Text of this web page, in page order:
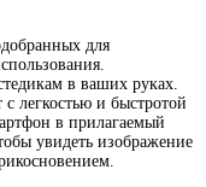
для
в ваших руках.
легкостью и быстротой
в прилагаемый
увидеть изображение